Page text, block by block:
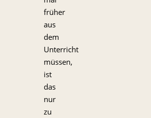
früher
aus
dem
Unterricht
müssen,
ist
das
nur
zu